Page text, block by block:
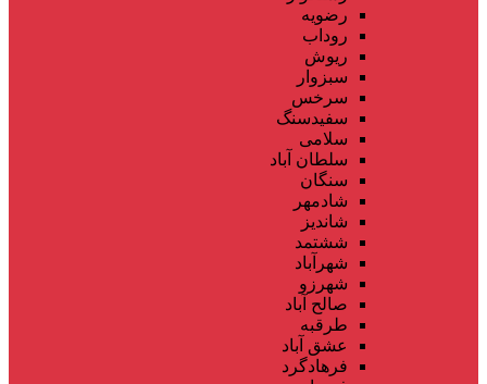
رضویه
روداب
ریوش
سبزوار
سرخس
سفیدسنگ
سلامی
سلطان آباد
سنگان
شادمهر
شاندیز
ششتمد
شهرآباد
شهرزو
صالح آباد
طرقبه
عشق آباد
فرهادگرد